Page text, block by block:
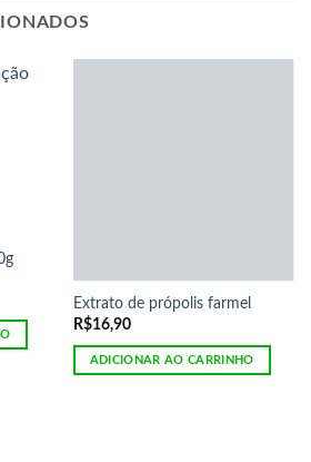
Extrato de própolis farmel
R$16,90
ADICIONAR AO CARRINHO